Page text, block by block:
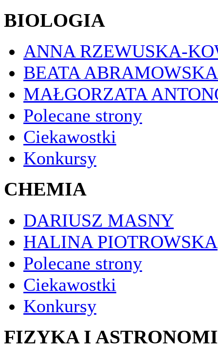
BIOLOGIA
ANNA RZEWUSKA-
BEATA ABRAMOWSKA
MAŁGORZATA
Polecane strony
Ciekawostki
Konkursy
CHEMIA
DARIUSZ MASNY
HALINA PIOTROWSKA
Polecane strony
Ciekawostki
Konkursy
FIZYKA I